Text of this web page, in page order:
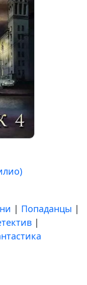
| Попаданцы |
|